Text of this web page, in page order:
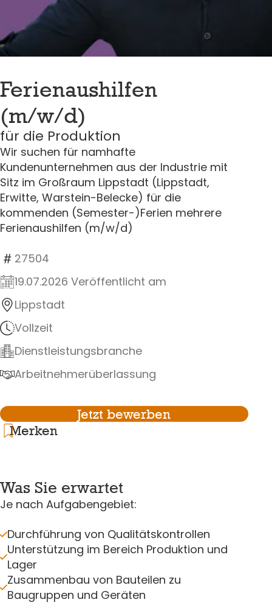
Ferienaushilfen
(m/w/d)
für die Produktion
Wir suchen für namhafte
Kundenunternehmen aus der Industrie mit
Sitz im Großraum Lippstadt (Lippstadt,
Erwitte, Warstein-Belecke) für die
kommenden (Semester-)Ferien mehrere
Ferienaushilfen (m/w/d)
27504
19.07.2026 Veröffentlicht am
Lippstadt
Vollzeit
Dienstleistungsbranche
Arbeitnehmerüberlassung
Jetzt bewerben
Merken
Was Sie erwartet
Je nach Aufgabengebiet:
Durchführung von Qualitätskontrollen
Unterstützung im Bereich Produktion und
Lager
Zusammenbau von Bauteilen zu
Baugruppen und Geräten